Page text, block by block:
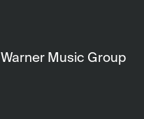
Warner Music Group